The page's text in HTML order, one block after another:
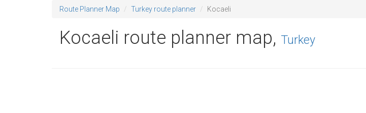
Route Planner Map Turkey route planner Kocaeli
Kocaeli route planner map, Turkey